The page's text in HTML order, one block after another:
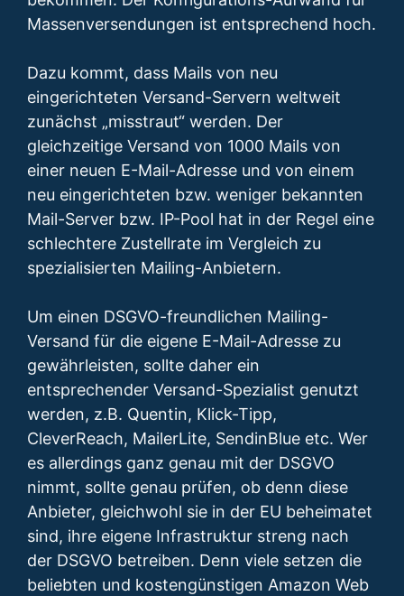
Massenversendungen ist entsprechend hoch.
Dazu kommt, dass Mails von neu
eingerichteten Versand-Servern weltweit
zunächst „misstraut“ werden. Der
gleichzeitige Versand von 1000 Mails von
einer neuen E-Mail-Adresse und von einem
neu eingerichteten bzw. weniger bekannten
Mail-Server bzw. IP-Pool hat in der Regel eine
schlechtere Zustellrate im Vergleich zu
spezialisierten Mailing-Anbietern.
Um einen DSGVO-freundlichen Mailing-
Versand für die eigene E-Mail-Adresse zu
gewährleisten, sollte daher ein
entsprechender Versand-Spezialist genutzt
werden, z.B. Quentin, Klick-Tipp,
CleverReach, MailerLite, SendinBlue etc. Wer
es allerdings ganz genau mit der DSGVO
nimmt, sollte genau prüfen, ob denn diese
Anbieter, gleichwohl sie in der EU beheimatet
sind, ihre eigene Infrastruktur streng nach
der DSGVO betreiben. Denn viele setzen die
beliebten und kostengünstigen Amazon Web